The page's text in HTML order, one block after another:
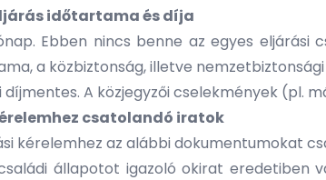
időtartama és díja
Ebben nincs benne az egyes
a közbiztonság, illetve
A közjegyzői cselekmények (pl.
csatolandó iratok
kérelemhez az alábbi dokumentumokat
állapotot igazoló okirat